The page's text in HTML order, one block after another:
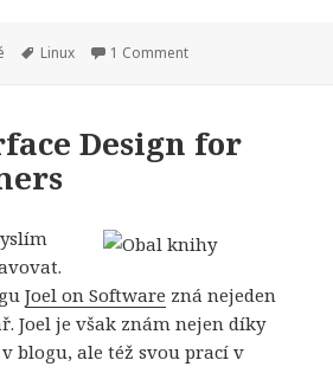
Štítky:
Linux 1 Comment
Design for
Joel on Software zná nejeden
Joel je však znám nejen díky
blogu, ale též svou prací v